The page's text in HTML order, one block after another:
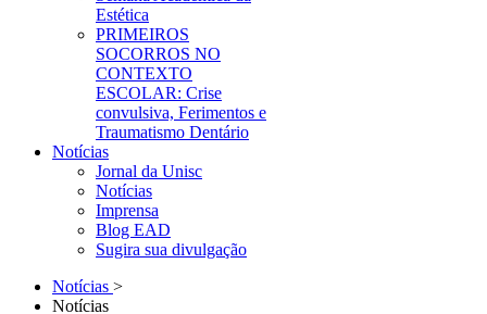
Estética
PRIMEIROS
SOCORROS NO
CONTEXTO
ESCOLAR: Crise
convulsiva, Ferimentos e
Traumatismo Dentário
Notícias
Jornal da Unisc
Notícias
Imprensa
Blog EAD
Sugira sua divulgação
Notícias >
Notícias